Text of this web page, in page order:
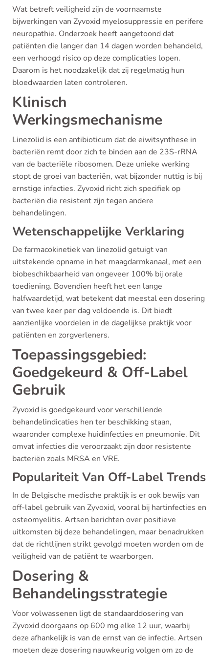
Wat betreft veiligheid zijn de voornaamste
bijwerkingen van Zyvoxid myelosuppressie en perifere
neuropathie. Onderzoek heeft aangetoond dat
patiënten die langer dan 14 dagen worden behandeld,
een verhoogd risico op deze complicaties lopen.
Daarom is het noodzakelijk dat zij regelmatig hun
bloedwaarden laten controleren.
Klinisch
Werkingsmechanisme
Linezolid is een antibioticum dat de eiwitsynthese in
bacteriën remt door zich te binden aan de 23S-rRNA
van de bacteriële ribosomen. Deze unieke werking
stopt de groei van bacteriën, wat bijzonder nuttig is bij
ernstige infecties. Zyvoxid richt zich specifiek op
bacteriën die resistent zijn tegen andere
behandelingen.
Wetenschappelijke Verklaring
De farmacokinetiek van linezolid getuigt van
uitstekende opname in het maagdarmkanaal, met een
biobeschikbaarheid van ongeveer 100% bij orale
toediening. Bovendien heeft het een lange
halfwaardetijd, wat betekent dat meestal een dosering
van twee keer per dag voldoende is. Dit biedt
aanzienlijke voordelen in de dagelijkse praktijk voor
patiënten en zorgverleners.
Toepassingsgebied:
Goedgekeurd & Off-Label
Gebruik
Zyvoxid is goedgekeurd voor verschillende
behandelindicaties hen ter beschikking staan,
waaronder complexe huidinfecties en pneumonie. Dit
omvat infecties die veroorzaakt zijn door resistente
bacteriën zoals MRSA en VRE.
Populariteit Van Off-Label Trends
In de Belgische medische praktijk is er ook bewijs van
off-label gebruik van Zyvoxid, vooral bij hartinfecties en
osteomyelitis. Artsen berichten over positieve
uitkomsten bij deze behandelingen, maar benadrukken
dat de richtlijnen strikt gevolgd moeten worden om de
veiligheid van de patiënt te waarborgen.
Dosering &
Behandelingsstrategie
Voor volwassenen ligt de standaarddosering van
Zyvoxid doorgaans op 600 mg elke 12 uur, waarbij
deze afhankelijk is van de ernst van de infectie. Artsen
moeten deze dosering nauwkeurig volgen om zo de